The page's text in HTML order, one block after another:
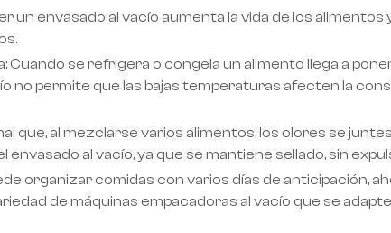
un envasado al vacío aumenta la vida de los
Cuando se refrigera o congela un alimento llega a
no permite que las bajas temperaturas afecten la
que, al mezclarse varios alimentos, los olores se
al vacío, ya que se mantiene sellado, sin
organizar comidas con varios días de anticipación,
de máquinas empacadoras al vacío que se